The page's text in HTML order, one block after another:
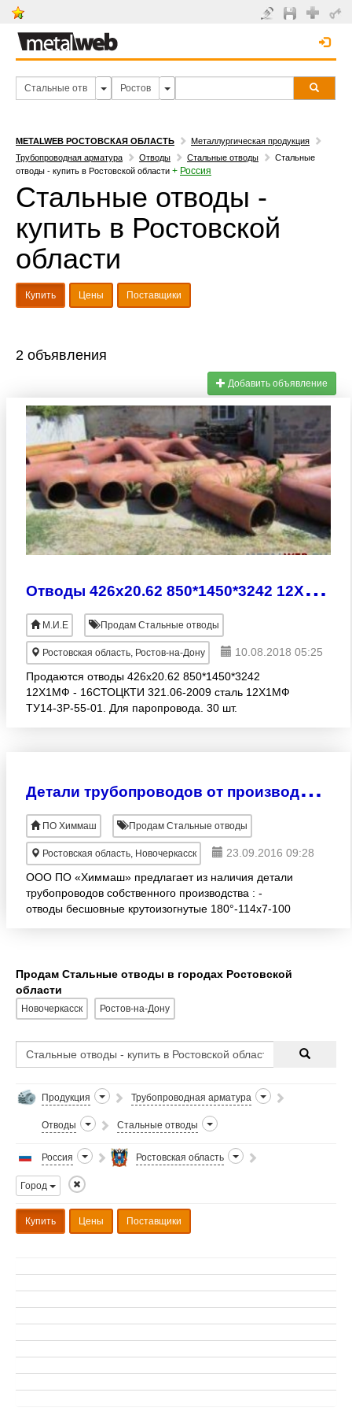
METALWEB РОСТОВСКАЯ ОБЛАСТЬ
Металлургическая продукция
Трубопроводная арматура
Отводы Стальные отводы
Стальные
отводы - купить в Ростовской области + Россия
Стальные отводы -
купить в Ростовской
области
Купить Цены Поставщики
2 объявления
Добавить объявление
О
тводы 426х20.62 850*1450*3242 12Х1мф - 90гр
М.И.Е Продам Стальные отводы
Ростовская область, Ростов-на-Дону
10.08.2018 05:25
Продаются отводы 426х20.62 850*1450*3242
12Х1МФ - 16СТОЦКТИ 321.06-2009 сталь 12Х1МФ
ТУ14-3Р-55-01. Для паропровода. 30 шт.
Д
етали трубопроводов от производителя
ПО Химмаш Продам Стальные отводы
Ростовская область, Новочеркасск
23.09.2016 09:28
ООО ПО «Химмаш» предлагает из наличия детали
трубопроводов собственного производства : -
отводы бесшовные крутоизогнутые 180°-114х7-100
Продам Стальные отводы в городах Ростовской
области
Новочеркасск Ростов-на-Дону
Продукция Трубопроводная арматура
Отводы Стальные отводы
Россия Ростовская область
Город
Купить Цены Поставщики